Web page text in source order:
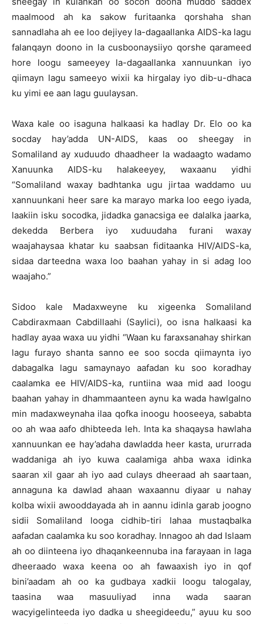
maalmood ah ka sakow furitaanka qorshaha shan
sannadlaha ah ee loo dejiyey la-dagaallanka AIDS-ka lagu
falanqayn doono in la cusboonaysiiyo qorshe qarameed
hore loogu sameeyey la-dagaallanka xannuunkan iyo
qiimayn lagu sameeyo wixii ka hirgalay iyo dib-u-dhaca
ku yimi ee aan lagu guulaysan.
Waxa kale oo isaguna halkaasi ka hadlay Dr. Elo oo ka
socday hay’adda UN-AIDS, kaas oo sheegay in
Somaliland ay xuduudo dhaadheer la wadaagto wadamo
Xanuunka AIDS-ku halakeeyey, waxaanu yidhi
“Somaliland waxay badhtanka ugu jirtaa waddamo uu
xannuunkani heer sare ka marayo marka loo eego iyada,
laakiin isku socodka, jidadka ganacsiga ee dalalka jaarka,
dekedda Berbera iyo xuduudaha furani waxay
waajahaysaa khatar ku saabsan fiditaanka HIV/AIDS-ka,
sidaa darteedna waxa loo baahan yahay in si adag loo
waajaho.”
Sidoo kale Madaxweyne ku xigeenka Somaliland
Cabdiraxmaan Cabdillaahi (Saylici), oo isna halkaasi ka
hadlay ayaa waxa uu yidhi “Waan ku faraxsanahay shirkan
lagu furayo shanta sanno ee soo socda qiimaynta iyo
dabagalka lagu samaynayo aafadan ku soo koradhay
caalamka ee HIV/AIDS-ka, runtiina waa mid aad loogu
baahan yahay in dhammaanteen aynu ka wada hawlgalno
min madaxweynaha ilaa qofka inoogu hooseeya, sababta
oo ah waa aafo dhibteeda leh. Inta ka shaqaysa hawlaha
xannuunkan ee hay’adaha dawladda heer kasta, ururrada
waddaniga ah iyo kuwa caalamiga ahba waxa idinka
saaran xil gaar ah iyo aad culays dheeraad ah saartaan,
annaguna ka dawlad ahaan waxaannu diyaar u nahay
kolba wixii awooddayada ah in aannu idinla garab joogno
sidii Somaliland looga cidhib-tiri lahaa mustaqbalka
aafadan caalamka ku soo koradhay. Innagoo ah dad Islaam
ah oo diinteena iyo dhaqankeennuba ina farayaan in laga
dheeraado waxa keena oo ah fawaaxish iyo in qof
bini’aadam ah oo ka gudbaya xadkii loogu talogalay,
taasina waa masuuliyad inna wada saaran
wacyigelinteeda iyo dadka u sheegideedu,” ayuu ku soo